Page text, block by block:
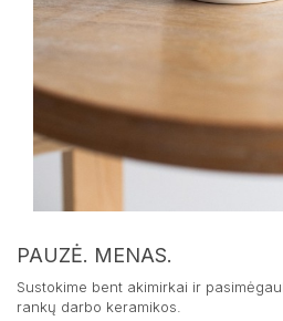
PAUZĖ. MENAS.
Sustokime bent akimirkai ir
rankų darbo keramikos.